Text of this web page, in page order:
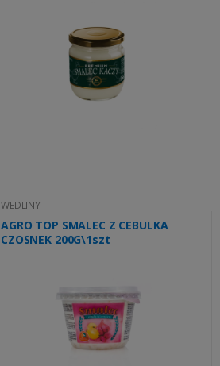
WEDLINY
AGRO TOP SMALEC Z CEBULKA
CZOSNEK 200G\1szt